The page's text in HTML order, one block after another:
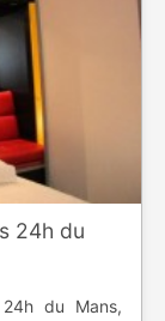
24h du
du Mans,